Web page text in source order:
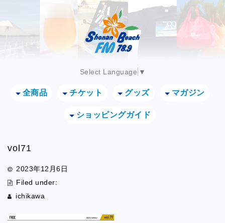
Select Language ▼
全商品 チケット グッズ マガジン
ショッピングガイド
vol71
2023年12月6日
Filed under:
ichikawa